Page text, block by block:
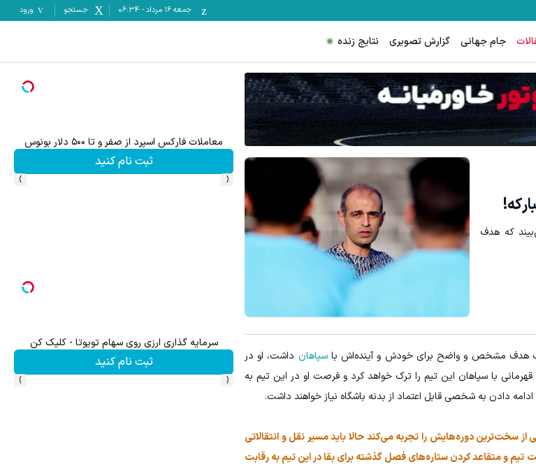
جمعه ۱۶ مرداد -
06:34 جستجو ورود
جام جهانی گزارش تصویری نتایج زنده
که هدف
مشخص و واضح برای خودش و آینده‌اش باسپاهان داشت، او در
با سپاهان این تیم را ترک خواهد کرد و فرصت او در این تیم به
دادن به شخصی قابل اعتماد از بدنه باشگاه نیاز خواهند داشت.
سخت‌ترین دوره‌هایش را تجربه می‌کند حالا باید مسیر نقل و انتقالاتی
تیم و متقاعد کردن ستاره‌های فصل گذشته برای بقا در این تیم به رقابت
معاملات فارکس اسپرد از صفر و تا ۵۰۰ دلار بونوس
ثبت نام کنید
ترید XAUUSD با اسپرد از صفر پیپ
‹
›
سرمایه گذاری ارزی روی سهام تویوتا - کلیک کن
ثبت نام کنید
ترید EURUSD با اسپرد از صفر پیپ
‹
›